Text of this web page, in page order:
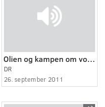
Olien og kampen om vores fremtid 2:6
DR
26. september 2011